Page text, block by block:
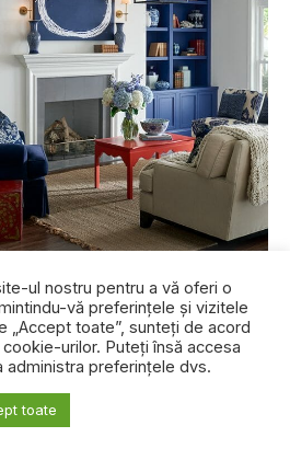
pentru blacksplashuri– este
îndrăzneţe şi muult mai colorate /
, monocromatice
ul nostru pentru a vă oferi o
vă preferințele și vizitele
„Accept toate”, sunteți de acord
urilor. Puteți însă accesa
administra preferințele dvs.
toate